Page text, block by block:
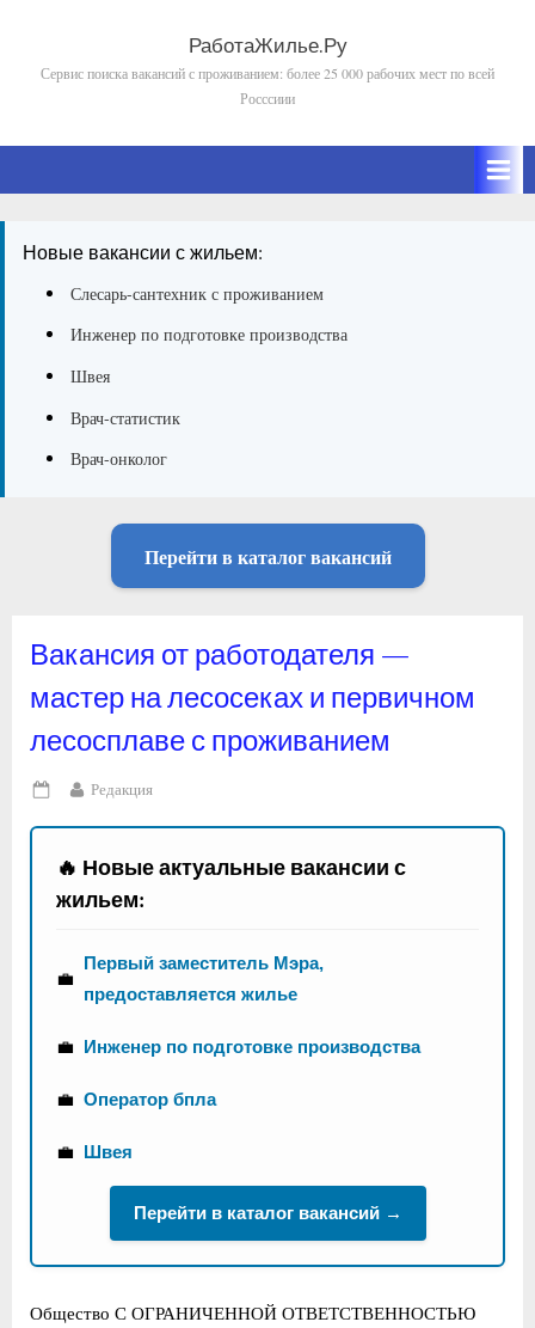
content
РаботаЖилье.Ру
Сервис поиска вакансий с проживанием: более 25 000 рабочих мест по всей
Росссиии
Новые вакансии с жильем:
Слесарь-сантехник с проживанием
Инженер по подготовке производства
Швея
Врач-статистик
Врач-онколог
Перейти в каталог вакансий
Вакансия от работодателя —
мастер на лесосеках и первичном
лесосплаве с проживанием
Posted
on
By
Редакция
🔥 Новые актуальные вакансии с
жильем:
💼
Первый заместитель Мэра,
предоставляется жилье
💼 Инженер по подготовке производства
💼 Оператор бпла
💼 Швея
Перейти в каталог вакансий →
Общество С ОГРАНИЧЕННОЙ ОТВЕТСТВЕННОСТЬЮ